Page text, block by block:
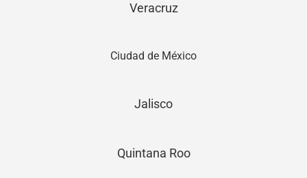
Veracruz
Ciudad de México
Jalisco
Quintana Roo